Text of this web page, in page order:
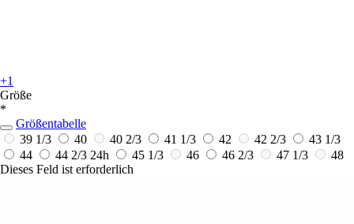
+1
Größe
*
Größentabelle
39 1/3
40 40 2/3 41 1/3 42 42 2/3
43 1/3
44
44 2/3 24h 45 1/3 46 46 2/3 47 1/3
48
Dieses Feld ist erforderlich